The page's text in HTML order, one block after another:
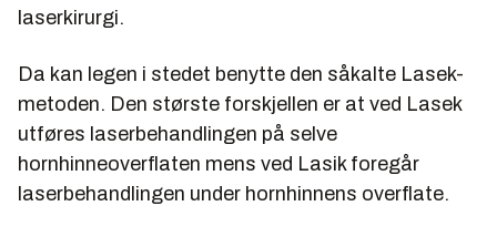
laserkirurgi.
Da kan legen i stedet benytte den såkalte Lasek-
metoden. Den største forskjellen er at ved Lasek
utføres laserbehandlingen på selve
hornhinneoverflaten mens ved Lasik foregår
laserbehandlingen under hornhinnens overflate.